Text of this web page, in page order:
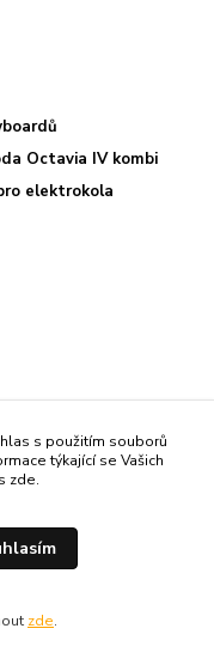
Octavia IV kombi
elektrokola
s použitím souborů
týkající se Vašich
zde.
zde.